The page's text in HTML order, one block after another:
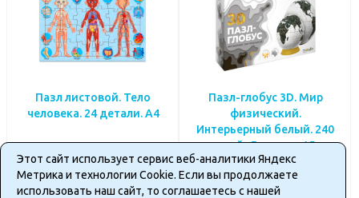
Пазл листовой. Тело
человека. 24 детали. А4
266 ₽
Пазл-глобус 3D. Мир
физический.
Интерьерный белый. 240
деталей. Диаметр 15 см.
2 132 ₽
Этот сайт использует сервис веб-аналитики Яндекс
Метрика и технологии Cookie. Если вы продолжаете
использовать наш сайт, то соглашаетесь с нашей